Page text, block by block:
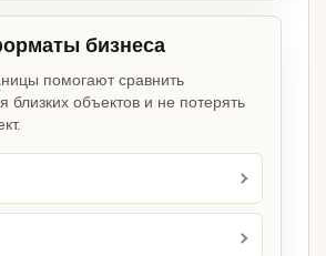
бизнеса
помогают сравнить
близких объектов и не потерять